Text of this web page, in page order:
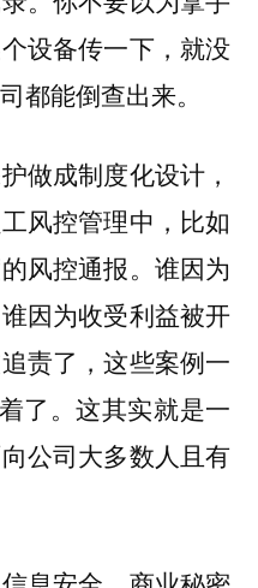
设备传一下，就没
都能倒查出来。
做成制度化设计，
风控管理中，比如
风控通报。谁因为
因为收受利益被开
责了，这些案例一
了。这其实就是一
公司大多数人且有